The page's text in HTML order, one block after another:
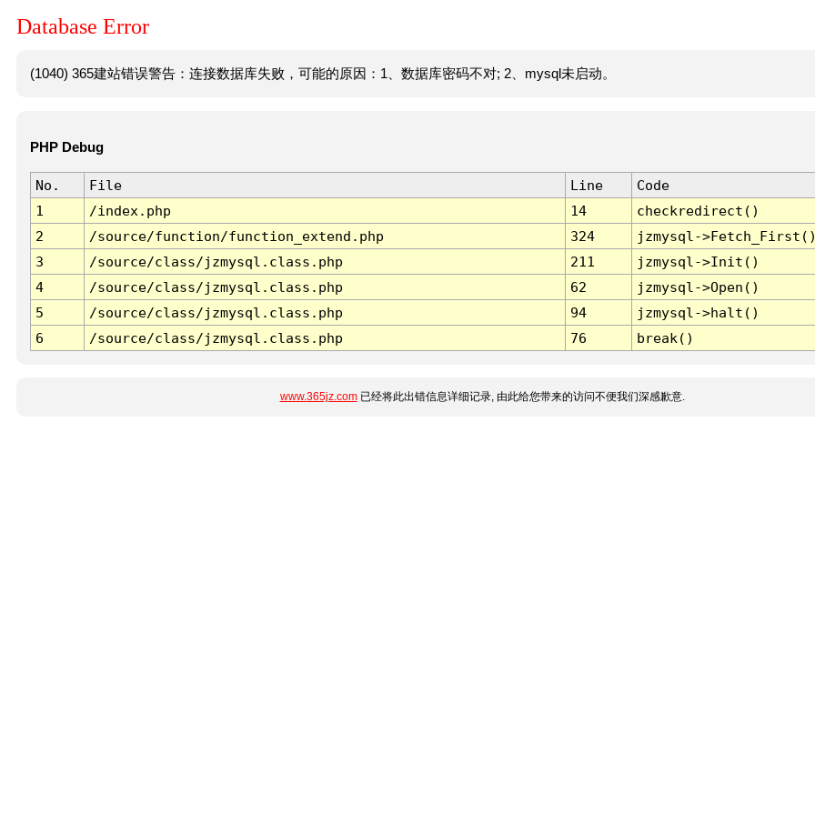
Database Error
(1040) 365建站错误警告：连接数据库失败，可能的原因：1、数据库密码不对; 2、mysql未启动。
PHP Debug
No. File Line
Code
1
/index.php 14
checkredirect()
2
/source/function/function_extend.php 324
jzmysql-
3
/source/class/jzmysql.class.php 211
jzmysql->Init()
4
/source/class/jzmysql.class.php 62
jzmysql->Open()
5
/source/class/jzmysql.class.php 94
jzmysql->halt()
6
/source/class/jzmysql.class.php 76 break()
www.365jz.com已经将此出错信息详细记录, 由此给您带来的访问不便我们深感歉意.